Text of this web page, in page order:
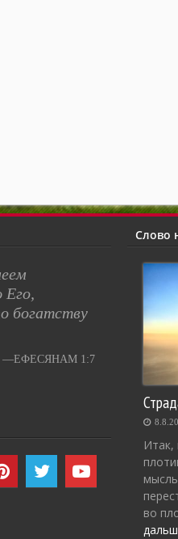
Его,
богатству
—ЕФЕСЯНАМ 1:7
Слово
Итак,
во